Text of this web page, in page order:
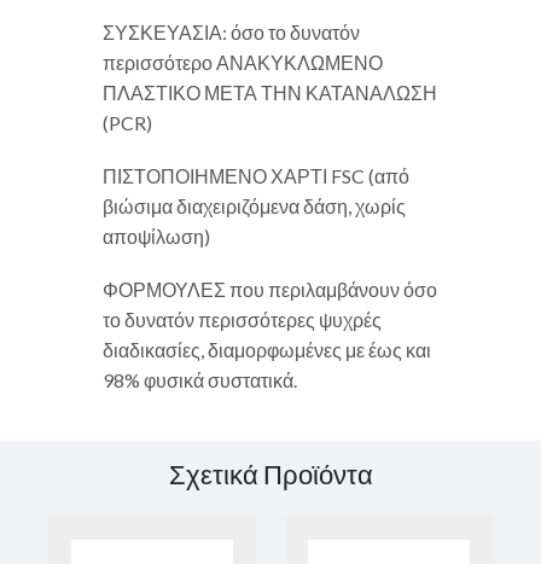
ΣΥΣΚΕΥΑΣΙΑ: όσο το δυνατόν
περισσότερο ΑΝΑΚΥΚΛΩΜΕΝΟ
ΠΛΑΣΤΙΚΟ ΜΕΤΑ ΤΗΝ ΚΑΤΑΝΑΛΩΣΗ
(PCR)
ΠΙΣΤΟΠΟΙΗΜΕΝΟ ΧΑΡΤΙ FSC (από
βιώσιμα διαχειριζόμενα δάση, χωρίς
αποψίλωση)
ΦΟΡΜΟΥΛΕΣ που περιλαμβάνουν όσο
το δυνατόν περισσότερες ψυχρές
διαδικασίες, διαμορφωμένες με έως και
98% φυσικά συστατικά.
Σχετικά Προϊόντα